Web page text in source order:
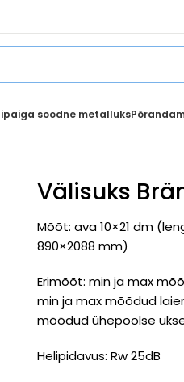
soodne metalluks
Välisuks
Mõõt: ava 10×21 dm
890×2088 mm)
Erimõõt: min ja max
min ja max mõõdud
mõõdud ühepoolse
Helipidavus: Rw 25dB